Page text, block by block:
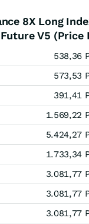
8X Long
Future V5 (Price
538,36
573,53
391,41
1.569,22
5.424,27
1.733,34
3.081,77
3.081,77
3.081,77